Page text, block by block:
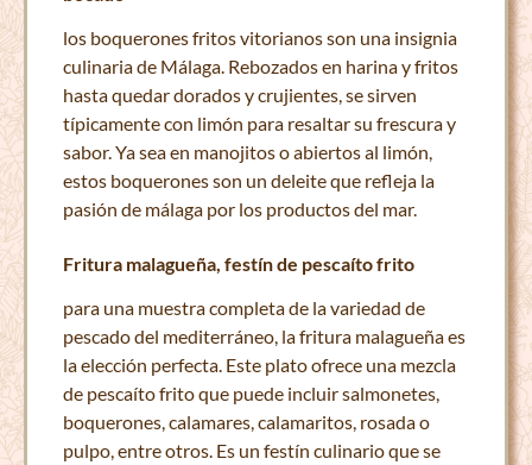
los boquerones fritos vitorianos son una insignia
culinaria de Málaga. Rebozados en harina y fritos
hasta quedar dorados y crujientes, se sirven
típicamente con limón para resaltar su frescura y
sabor. Ya sea en manojitos o abiertos al limón,
estos boquerones son un deleite que refleja la
pasión de málaga por los productos del mar.
Fritura malagueña, festín de pescaíto frito
para una muestra completa de la variedad de
pescado del mediterráneo, la fritura malagueña es
la elección perfecta. Este plato ofrece una mezcla
de pescaíto frito que puede incluir salmonetes,
boquerones, calamares, calamaritos, rosada o
pulpo, entre otros. Es un festín culinario que se